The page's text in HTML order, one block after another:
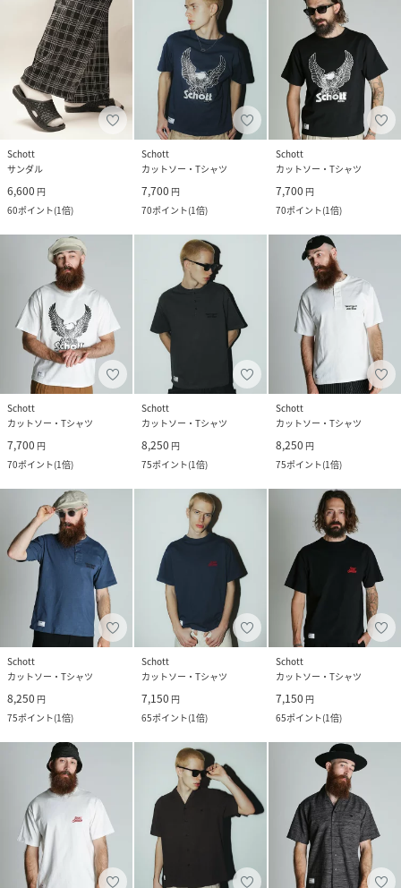
Schott
サンダル
6,600 円
60ポイント(1倍)
Schott
カットソー・Tシャツ
7,700 円
70ポイント(1倍)
Schott
カットソー・Tシャツ
7,700 円
70ポイント(1倍)
Schott
カットソー・Tシャツ
7,700 円
70ポイント(1倍)
Schott
カットソー・Tシャツ
8,250 円
75ポイント(1倍)
Schott
カットソー・Tシャツ
8,250 円
75ポイント(1倍)
Schott
カットソー・Tシャツ
8,250 円
75ポイント(1倍)
Schott
カットソー・Tシャツ
7,150 円
65ポイント(1倍)
Schott
カットソー・Tシャツ
7,150 円
65ポイント(1倍)